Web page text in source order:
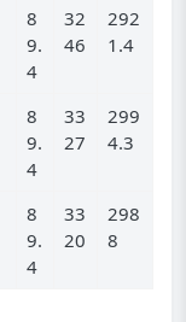
8
9.
4
32
46
292
1.4
8
9.
4
33
27
299
4.3
8
9.
4
33
20
298
8